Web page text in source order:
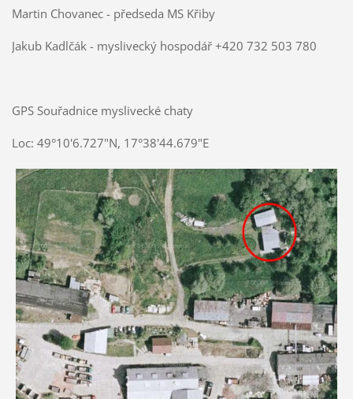
Martin Chovanec - předseda MS Křiby
Jakub Kadlčák - myslivecký hospodář +420 732 503 780
GPS Souřadnice myslivecké chaty
Loc: 49°10'6.727"N, 17°38'44.679"E